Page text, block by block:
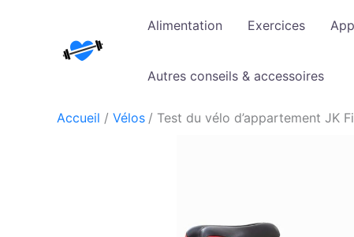
Alimentation Exercices
Autres conseils & accessoires
Accueil Vélos Test du vélo d’appartement JK